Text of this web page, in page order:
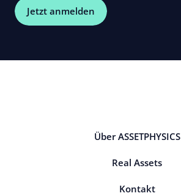
Jetzt anmelden
Über ASSETPHYSICS
Real Assets
Kontakt